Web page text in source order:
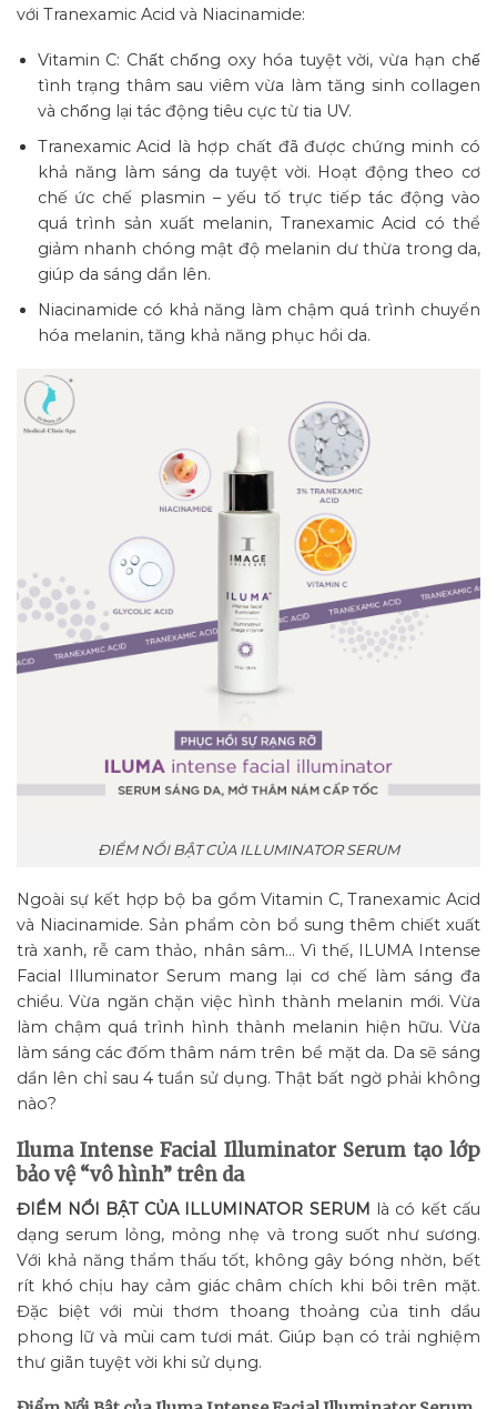
với Tranexamic Acid và Niacinamide:
Vitamin C: Chất chống oxy hóa tuyệt vời, vừa hạn chế
tình trạng thâm sau viêm vừa làm tăng sinh collagen
và chống lại tác động tiêu cực từ tia UV.
Tranexamic Acid là hợp chất đã được chứng minh có
khả năng làm sáng da tuyệt vời. Hoạt động theo cơ
chế ức chế plasmin – yếu tố trực tiếp tác động vào
quá trình sản xuất melanin, Tranexamic Acid có thể
giảm nhanh chóng mật độ melanin dư thừa trong da,
giúp da sáng dần lên.
Niacinamide có khả năng làm chậm quá trình chuyển
hóa melanin, tăng khả năng phục hồi da.
ĐIỂM NỔI BẬT CỦA ILLUMINATOR SERUM
Ngoài sự kết hợp bộ ba gồm Vitamin C, Tranexamic Acid
và Niacinamide. Sản phẩm còn bổ sung thêm chiết xuất
trà xanh, rễ cam thảo, nhân sâm… Vì thế, ILUMA Intense
Facial Illuminator Serum mang lại cơ chế làm sáng đa
chiều. Vừa ngăn chặn việc hình thành melanin mới. Vừa
làm chậm quá trình hình thành melanin hiện hữu. Vừa
làm sáng các đốm thâm nám trên bề mặt da. Da sẽ sáng
dần lên chỉ sau 4 tuần sử dụng. Thật bất ngờ phải không
nào?
Iluma Intense Facial Illuminator Serum tạo lớp
bảo vệ “vô hình” trên da
ĐIỂM NỔI BẬT CỦA ILLUMINATOR SERUM là có kết cấu
dạng serum lỏng, mỏng nhẹ và trong suốt như sương.
Với khả năng thẩm thấu tốt, không gây bóng nhờn, bết
rít khó chịu hay cảm giác châm chích khi bôi trên mặt.
Đặc biệt với mùi thơm thoang thoảng của tinh dầu
phong lữ và mùi cam tươi mát. Giúp bạn có trải nghiệm
thư giãn tuyệt vời khi sử dụng.